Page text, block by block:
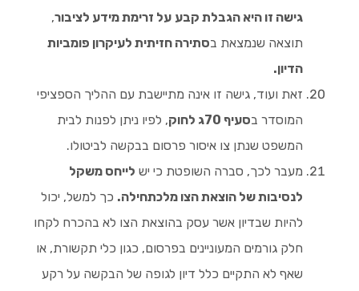
גישה זו היא הגבלת קבע על זרימת מידע לציבור,
תוצאה שנמצאת בסתירה חזיתית לעיקרון פומביות
הדיון.
זאת ועוד, גישה זו אינה מתיישבת עם ההליך הספציפי
המוסדר בסעיף 70ג לחוק
, לפיו ניתן לפנות לבית
המשפט שנתן צו איסור פרסום בבקשה לביטולו.
מעבר לכך, סברה השופטת כי יש לייחס משקל
לנסיבות של הוצאת הצו מלכתחילה. כך למשל, יכול
להיות שבדיון אשר עסק בהוצאת הצו לא בהכרח לקחו
חלק גורמים המעוניינים בפרסום, כגון כלי תקשורת, או
שאף לא התקיים כלל דיון לגופה של הבקשה על רקע